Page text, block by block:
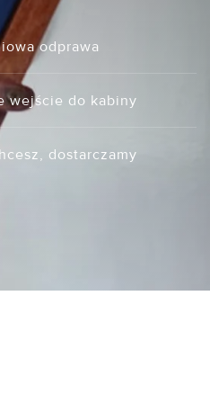
odprawa
wejście do kabiny
dostarczamy